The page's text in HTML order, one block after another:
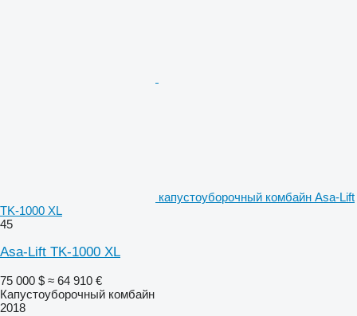
капустоуборочный комбайн Asa-Lift
TK-1000 XL
45
Asa-Lift TK-1000 XL
75 000 $ ≈ 64 910 €
Капустоуборочный комбайн
2018